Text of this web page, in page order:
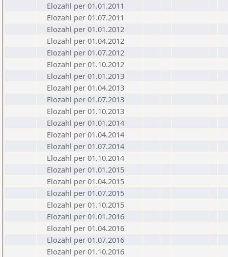
Elozahl per 01.01.2011
Elozahl per 01.07.2011
Elozahl per 01.01.2012
Elozahl per 01.04.2012
Elozahl per 01.07.2012
Elozahl per 01.10.2012
Elozahl per 01.01.2013
Elozahl per 01.04.2013
Elozahl per 01.07.2013
Elozahl per 01.10.2013
Elozahl per 01.01.2014
Elozahl per 01.04.2014
Elozahl per 01.07.2014
Elozahl per 01.10.2014
Elozahl per 01.01.2015
Elozahl per 01.04.2015
Elozahl per 01.07.2015
Elozahl per 01.10.2015
Elozahl per 01.01.2016
Elozahl per 01.04.2016
Elozahl per 01.07.2016
Elozahl per 01.10.2016